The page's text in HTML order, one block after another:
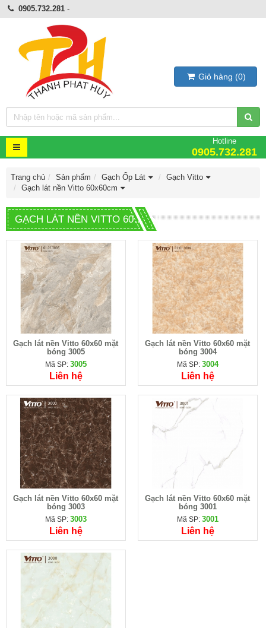
0905.732.281-
Giỏ hàng (0)
Hotline
0905.732.281
Trang chủ Sản phẩm Gạch Ốp Lát
Gạch Vitto
Gạch lát nền Vitto 60x60cm
GẠCH LÁT NỀN VITTO 60X60CM
Gạch lát nền Vitto 60x60 mặt
bóng 3005
Mã SP: 3005
Liên hệ
Gạch lát nền Vitto 60x60 mặt
bóng 3004
Mã SP: 3004
Liên hệ
Gạch lát nền Vitto 60x60 mặt
bóng 3003
Mã SP: 3003
Liên hệ
Gạch lát nền Vitto 60x60 mặt
bóng 3001
Mã SP: 3001
Liên hệ